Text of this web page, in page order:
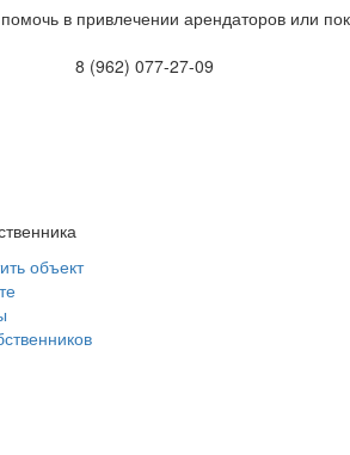
в привлечении арендаторов или
8 (962) 077-27-09
объект